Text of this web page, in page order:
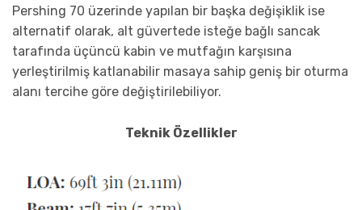
Pershing 70 üzerinde yapılan bir başka değişiklik ise
alternatif olarak, alt güvertede isteğe bağlı sancak
tarafında üçüncü kabin ve mutfağın karşısına
yerleştirilmiş katlanabilir masaya sahip geniş bir oturma
alanı tercihe göre değiştirilebiliyor.
Teknik Özellikler